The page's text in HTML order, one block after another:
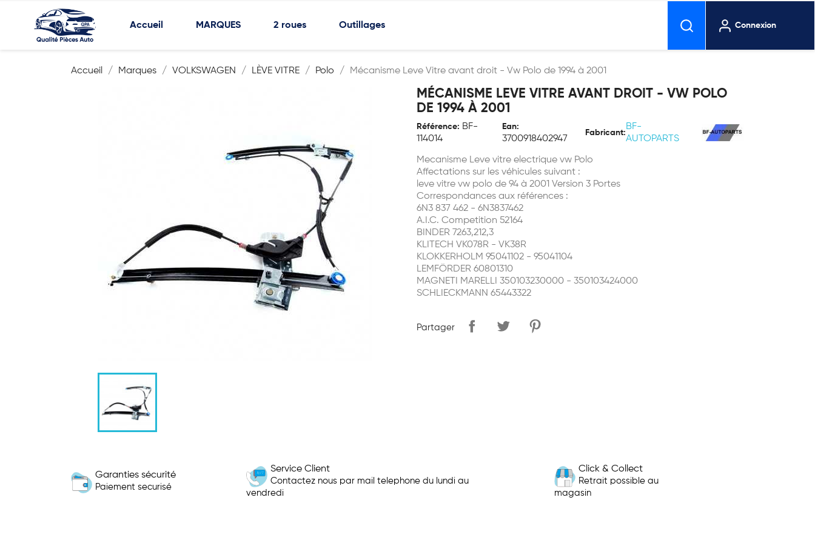
Accueil MARQUES 2 roues Outillages Connexion
Accueil Marques VOLKSWAGEN LÈVE VITRE Polo Mécanisme Leve Vitre avant droit - Vw Polo de 1994 à 2001
MÉCANISME LEVE VITRE AVANT DROIT - VW POLO
DE 1994 À 2001
Référence: BF-
114014
Ean:
3700918402947
Fabricant:
BF-
AUTOPARTS
Mecanisme Leve vitre electrique vw Polo
Affectations sur les véhicules suivant :
leve vitre vw polo de 94 à 2001 Version 3 Portes
Correspondances aux références :
6N3 837 462 - 6N3837462
A.I.C. Competition 52164
BINDER 7263,212,3
KLITECH VK078R - VK38R
KLOKKERHOLM 95041102 - 95041104
LEMFÖRDER 60801310
MAGNETI MARELLI 350103230000 - 350103424000
SCHLIECKMANN 65443322
Partager
Garanties sécurité
Paiement securisé
Service Client
Contactez nous par mail telephone du lundi au
vendredi
Click & Collect
Retrait possible au
magasin